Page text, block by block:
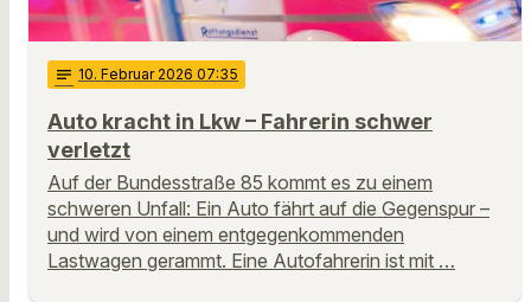
notes 10. Februar 2026 07:35
Auto kracht in Lkw – Fahrerin schwer
verletzt
Auf der Bundesstraße 85 kommt es zu einem
schweren Unfall: Ein Auto fährt auf die Gegenspur –
und wird von einem entgegenkommenden
Lastwagen gerammt. Eine Autofahrerin ist mit …